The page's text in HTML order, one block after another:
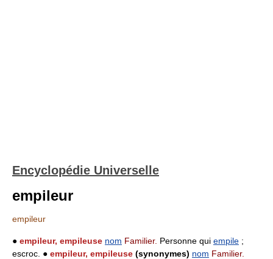
Encyclopédie Universelle
empileur
empileur
● empileur, empileuse nom Familier. Personne qui empile ;
escroc. ● empileur, empileuse (synonymes) nom Familier.